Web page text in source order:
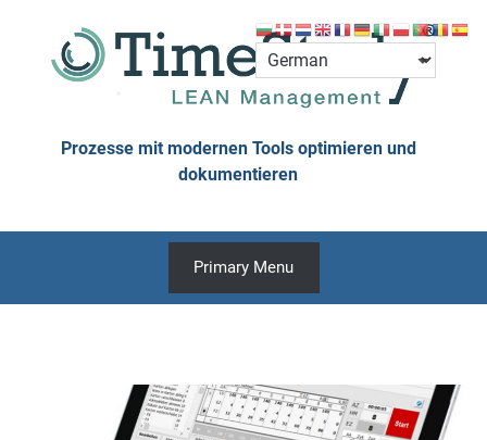
content
Prozesse mit modernen Tools optimieren und
dokumentieren
Primary Menu